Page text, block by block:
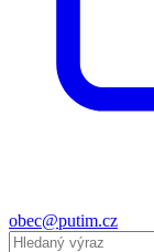
obec@putim.cz